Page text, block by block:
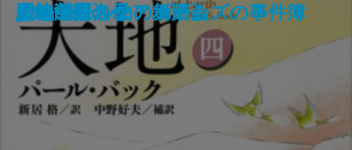
狭き門
天の夕顔
夕鶴・彦市ばなし
善悪の彼岸
バスカヴィル家の犬
盗賊
野火
博物誌
フランダースの犬
走れメロス
大地〔四〕
大地〔三〕
大地〔二〕
ジェーン・エア〔下〕
大地〔一〕
四つの署名
悪の華
シャーロック・ホームズの事件簿
少将滋幹の母
ドルジェル伯の舞踏会